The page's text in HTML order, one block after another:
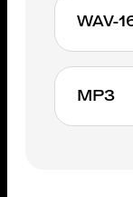
WAV-
MP3